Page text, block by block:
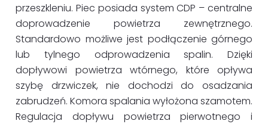
przeszkleniu. Piec posiada system CDP – centralne
doprowadzenie powietrza zewnętrznego.
Standardowo możliwe jest podłączenie górnego
lub tylnego odprowadzenia spalin. Dzięki
dopływowi powietrza wtórnego, które opływa
szybę drzwiczek, nie dochodzi do osadzania
zabrudzeń. Komora spalania wyłożona szamotem.
Regulacja dopływu powietrza pierwotnego i